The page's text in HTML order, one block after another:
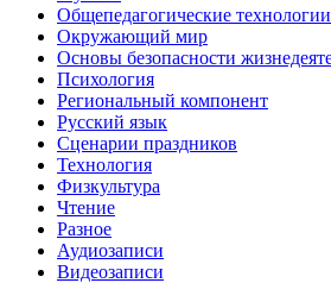
Общепедагогические технологии
Окружающий мир
Основы безопасности
Психология
Региональный компонент
Русский язык
Сценарии праздников
Технология
Физкультура
Чтение
Разное
Аудиозаписи
Видеозаписи